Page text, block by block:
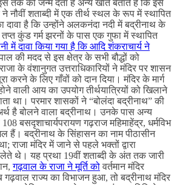
इस तर्क को जन्म देता है अन्य खाते बताते हैं कि इसे
नौवीं शताब्दी में एक तीर्थ स्थल के रूप में स्थापित
दावा है कि उन्होंने अलकनंदा नदी में बद्रीनाथ के
कुंड गर्म झरनों के पास एक गुफा में स्थापित
में दावा किया गया है कि आदि शंकराचार्य ने
की मदद से इस क्षेत्र के सभी बौद्धों को
के वंशानुगत उत्तराधिकारियों ने मंदिर पर शासन
करने के लिए गाँवों को दान दिया। मंदिर के मार्ग
वाली आय का उपयोग तीर्थयात्रियों को खिलाने
था। परमार शासकों ने “बोलंदा बद्रीनाथ” की
है बोलने वाला बद्रीनाथ। उनके पास अन्य
बसदृशाचार्यपरायण गढ़राज महिमाहेंद्र, धर्मविभ
हैं। बद्रीनाथ के सिंहासन का नाम पीठासीन
राजा मंदिर में जाने से पहले भक्तों द्वारा
थे। यह प्रथा 19वीं शताब्दी के अंत तक जारी
गढ़वाल के राजा नेमूर्ति कोवर्तमान मंदिर
गढ़वाल राज्य का विभाजन हुआ, तो बद्रीनाथ मंदिर